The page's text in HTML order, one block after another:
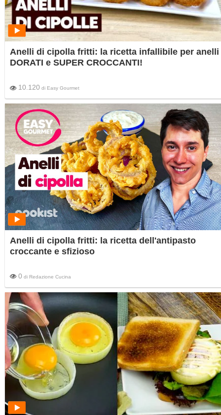
Anelli di cipolla fritti: la ricetta infallibile per anelli
DORATI e SUPER CROCCANTI!
10.120 di Easy Gourmet
Anelli di cipolla fritti: la ricetta dell'antipasto
croccante e sfizioso
0 di Redazione Cucina